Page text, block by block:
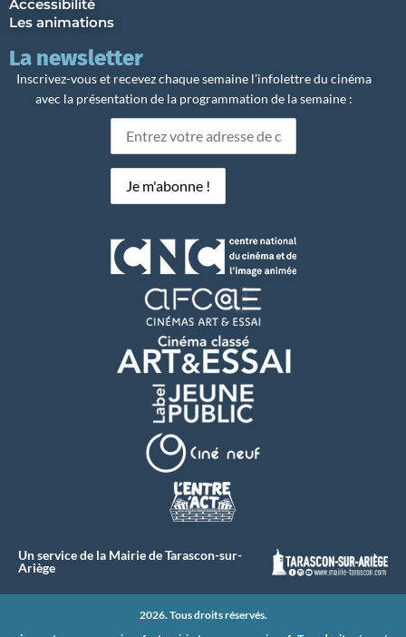
Accessibilité
Les animations
La newsletter
Inscrivez-vous et recevez chaque semaine l’infolettre du cinéma
avec la présentation de la programmation de la semaine :
Un service de la Mairie de Tarascon-sur-
Ariège
2026. Tous droits réservés.